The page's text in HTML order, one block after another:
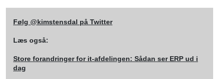
Følg @kimstensdal på Twitter
Læs også:
Store forandringer for it-afdelingen: Sådan ser ERP ud i
dag